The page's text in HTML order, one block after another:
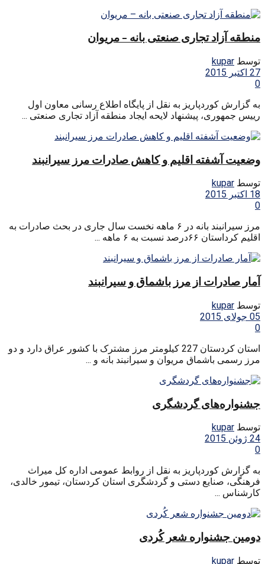
منطقه آزاد تجاری صنعتی بانه – مریوان
توسط kupar
27 اکتبر 2015
0
به گزارش کوردپاریز به نقل از پایگاه اطلاع رسانی معاون اول
رییس جمهوری، پیشنهاد لایحه ایجاد منطقه آزاد تجاری صنعتی ...
وضعیت آشفته اقلیم و کاهش صادرات مرز سیرانبند
توسط kupar
18 اکتبر 2015
0
مرز سیرانبند بانه در ۶ ماهه نخست سال جاری در بحث صادرات به
اقلیم کرداستان ۶۶درصد نسبت به ۶ ماهه ...
آمار صادرات از مرز باشماق و سیرانبند
توسط kupar
05 جولای 2015
0
استان کردستان 227 کیلومتر مرز مشترک با کشور عراق دارد و دو
مرز رسمی باشماق مریوان و سیرانبند بانه و ...
جشنواره‌های گردشگری
توسط kupar
24 ژوئن 2015
0
به گزارش کوردپاریز به نقل از روابط عمومی اداره کل میراث
فرهنگی، صنایع دستی و گردشگری استان کردستان، تیمور خالدی،
کارشناس ...
دومین جشنواره شعر کُردی
توسط kupar